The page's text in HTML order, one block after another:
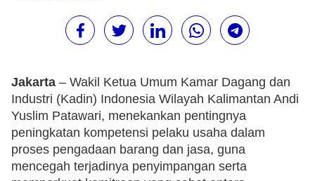
Jakarta – Wakil Ketua Umum Kamar Dagang dan
Industri (Kadin) Indonesia Wilayah Kalimantan Andi
Yuslim Patawari, menekankan pentingnya
peningkatan kompetensi pelaku usaha dalam
proses pengadaan barang dan jasa, guna
mencegah terjadinya penyimpangan serta